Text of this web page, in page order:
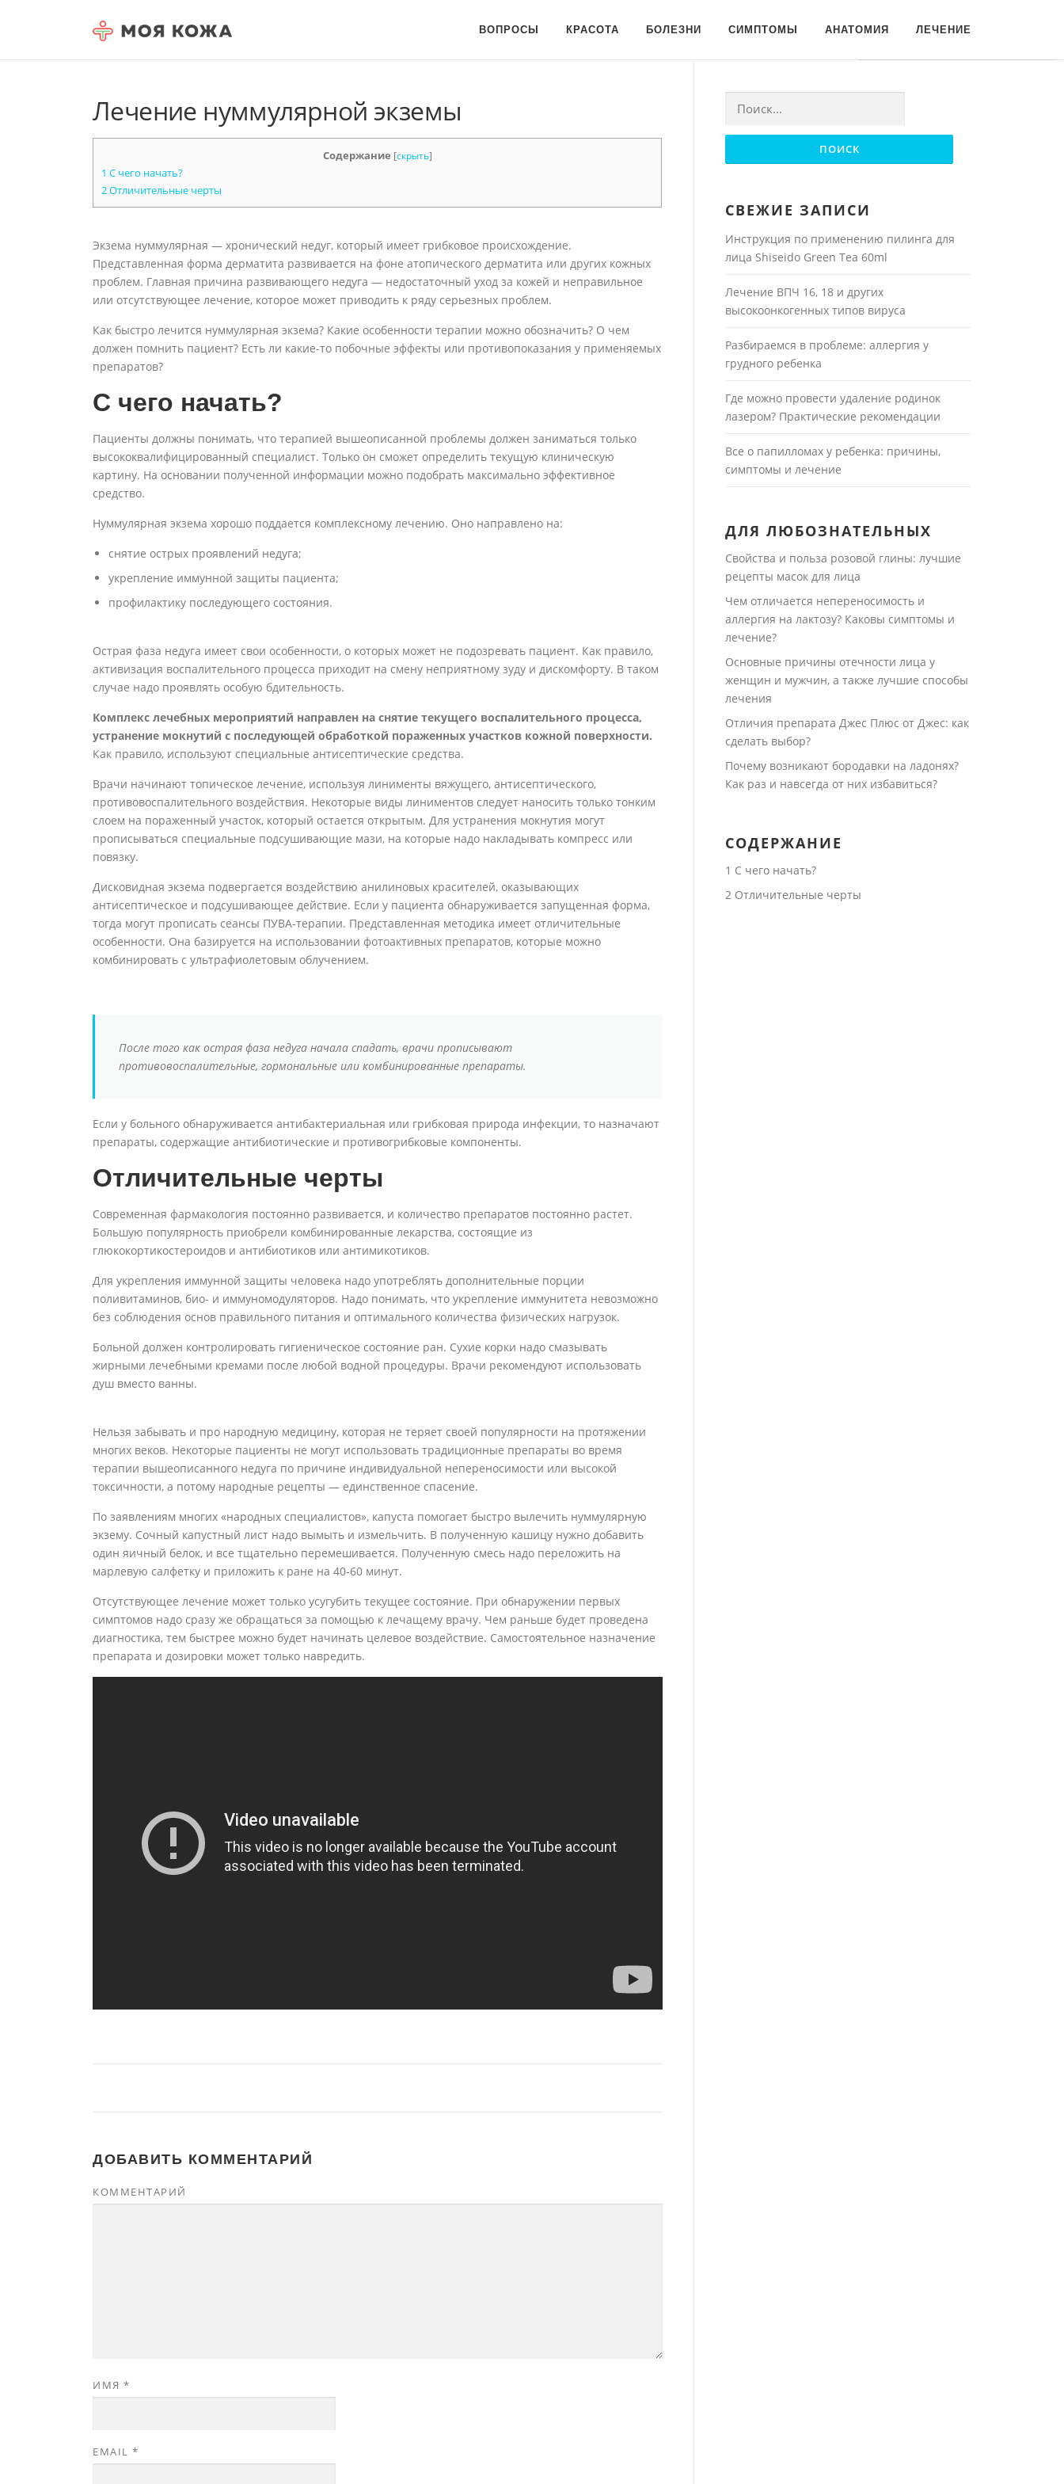
ВОПРОСЫ КРАСОТА БОЛЕЗНИ СИМПТОМЫ АНАТОМИЯ ЛЕЧЕНИЕ
Лечение нуммулярной экземы
Содержание [скрыть]
1 С чего начать?
2Отличительные черты
Экзема нуммулярная — хронический недуг, который имеет грибковое происхождение.
Представленная форма дерматита развивается на фоне атопического дерматита или других кожных
проблем. Главная причина развивающего недуга — недостаточный уход за кожей и неправильное
или отсутствующее лечение, которое может приводить к ряду серьезных проблем.
Как быстро лечится нуммулярная экзема? Какие особенности терапии можно обозначить? О чем
должен помнить пациент? Есть ли какие-то побочные эффекты или противопоказания у применяемых
препаратов?
С чего начать?
Пациенты должны понимать, что терапией вышеописанной проблемы должен заниматься только
высококвалифицированный специалист. Только он сможет определить текущую клиническую
картину. На основании полученной информации можно подобрать максимально эффективное
средство.
Нуммулярная экзема хорошо поддается комплексному лечению. Оно направлено на:
снятие острых проявлений недуга;
укрепление иммунной защиты пациента;
профилактику последующего состояния.
Острая фаза недуга имеет свои особенности, о которых может не подозревать пациент. Как правило,
активизация воспалительного процесса приходит на смену неприятному зуду и дискомфорту. В таком
случае надо проявлять особую бдительность.
Комплекс лечебных мероприятий направлен на снятие текущего воспалительного процесса,
устранение мокнутий с последующей обработкой пораженных участков кожной поверхности.
Как правило, используют специальные антисептические средства.
Врачи начинают топическое лечение, используя линименты вяжущего, антисептического,
противовоспалительного воздействия. Некоторые виды линиментов следует наносить только тонким
слоем на пораженный участок, который остается открытым. Для устранения мокнутия могут
прописываться специальные подсушивающие мази, на которые надо накладывать компресс или
повязку.
Дисковидная экзема подвергается воздействию анилиновых красителей, оказывающих
антисептическое и подсушивающее действие. Если у пациента обнаруживается запущенная форма,
тогда могут прописать сеансы ПУВА-терапии. Представленная методика имеет отличительные
особенности. Она базируется на использовании фотоактивных препаратов, которые можно
комбинировать с ультрафиолетовым облучением.
После того как острая фаза недуга начала спадать, врачи прописывают
противовоспалительные, гормональные или комбинированные препараты.
Если у больного обнаруживается антибактериальная или грибковая природа инфекции, то назначают
препараты, содержащие антибиотические и противогрибковые компоненты.
Отличительные черты
Современная фармакология постоянно развивается, и количество препаратов постоянно растет.
Большую популярность приобрели комбинированные лекарства, состоящие из
глюкокортикостероидов и антибиотиков или антимикотиков.
Для укрепления иммунной защиты человека надо употреблять дополнительные порции
поливитаминов, био- и иммуномодуляторов. Надо понимать, что укрепление иммунитета невозможно
без соблюдения основ правильного питания и оптимального количества физических нагрузок.
Больной должен контролировать гигиеническое состояние ран. Сухие корки надо смазывать
жирными лечебными кремами после любой водной процедуры. Врачи рекомендуют использовать
душ вместо ванны.
Нельзя забывать и про народную медицину, которая не теряет своей популярности на протяжении
многих веков. Некоторые пациенты не могут использовать традиционные препараты во время
терапии вышеописанного недуга по причине индивидуальной непереносимости или высокой
токсичности, а потому народные рецепты — единственное спасение.
По заявлениям многих «народных специалистов», капуста помогает быстро вылечить нуммулярную
экзему. Сочный капустный лист надо вымыть и измельчить. В полученную кашицу нужно добавить
один яичный белок, и все тщательно перемешивается. Полученную смесь надо переложить на
марлевую салфетку и приложить к ране на 40-60 минут.
Отсутствующее лечение может только усугубить текущее состояние. При обнаружении первых
симптомов надо сразу же обращаться за помощью к лечащему врачу. Чем раньше будет проведена
диагностика, тем быстрее можно будет начинать целевое воздействие. Самостоятельное назначение
препарата и дозировки может только навредить.
ДОБАВИТЬ КОММЕНТАРИЙ
КОММЕНТАРИЙ
ИМЯ *
EMAIL *
Найти:
СВЕЖИЕ ЗАПИСИ
Инструкция по применению пилинга для
лица Shiseido Green Tea 60ml
Лечение ВПЧ 16, 18 и других
высокоонкогенных типов вируса
Разбираемся в проблеме: аллергия у
грудного ребенка
Где можно провести удаление родинок
лазером? Практические рекомендации
Все о папилломах у ребенка: причины,
симптомы и лечение
ДЛЯ ЛЮБОЗНАТЕЛЬНЫХ
Свойства и польза розовой глины: лучшие
рецепты масок для лица
Чем отличается непереносимость и
аллергия на лактозу? Каковы симптомы и
лечение?
Основные причины отечности лица у
женщин и мужчин, а также лучшие способы
лечения
Отличия препарата Джес Плюс от Джес: как
сделать выбор?
Почему возникают бородавки на ладонях?
Как раз и навсегда от них избавиться?
СОДЕРЖАНИЕ
1 С чего начать?
2Отличительные черты
Для любых предложений по